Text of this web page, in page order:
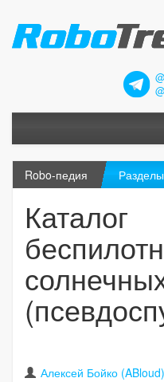
Robo-педия
Каталог
Алексей Бойко (ABloud)